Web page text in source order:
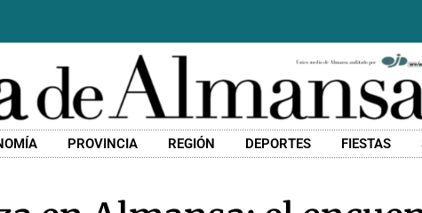
PROVINCIA REGIÓN DEPORTES FIESTAS